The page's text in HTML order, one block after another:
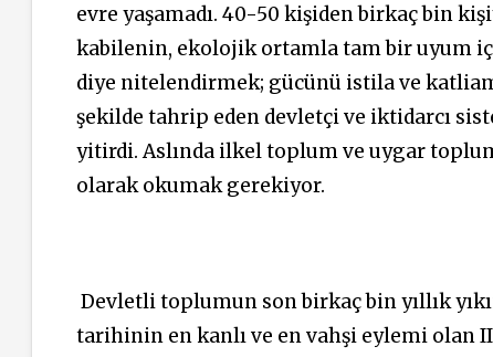
evre yaşamadı. 40-50 kişiden birkaç bin
kabilenin, ekolojik ortamla tam bir uyum
diye nitelendirmek; gücünü istila ve
şekilde tahrip eden devletçi ve iktidarcı
yitirdi. Aslında ilkel toplum ve uygar
olarak okumak gerekiyor.
Devletli toplumun son birkaç bin yıllık
tarihinin en kanlı ve en vahşi eylemi olan